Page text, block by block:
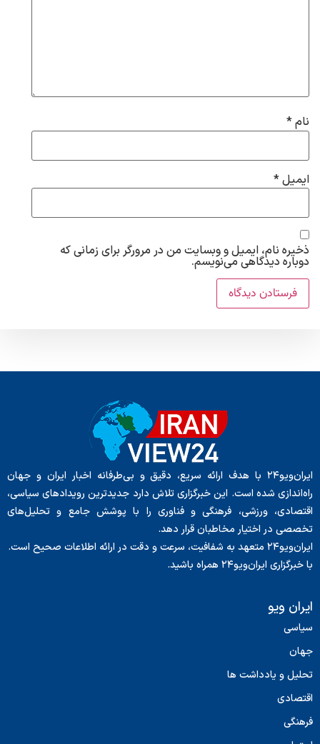
نام*
ایمیل*
ذخیره نام، ایمیل و وبسایت من در مرورگر برای زمانی که
دوباره دیدگاهی می‌نویسم.
ایران‌ویو۲۴ با هدف ارائه سریع، دقیق و بی‌طرفانه اخبار ایران و جهان
راه‌اندازی شده است. این خبرگزاری تلاش دارد جدیدترین رویدادهای سیاسی،
اقتصادی، ورزشی، فرهنگی و فناوری را با پوشش جامع و تحلیل‌های
تخصصی در اختیار مخاطبان قرار دهد.
ایران‌ویو۲۴ متعهد به شفافیت، سرعت و دقت در ارائه اطلاعات صحیح است.
با خبرگزاری ایران‌ویو۲۴ همراه باشید.
ایران ویو
سیاسی
جهان
تحلیل و یادداشت ها
اقتصادی
فرهنگی